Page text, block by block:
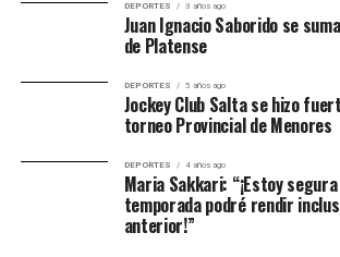
7/29, 24%
Rebotes totales
43
Rebotes ofensivos
8
11
9
DEPORTES 3 años ago
Juan Ignacio Saborido se
de Platense
DEPORTES 5 años ago
Jockey Club Salta se hizo
torneo Provincial de Menores
DEPORTES 4 años ago
Maria Sakkari: “¡Estoy
temporada podré rendir
anterior!”